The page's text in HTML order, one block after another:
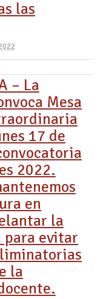
las
– La
Mesa
17 de
2022.
en
la
para evitar
la